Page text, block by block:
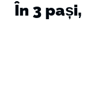
În 3 pași,